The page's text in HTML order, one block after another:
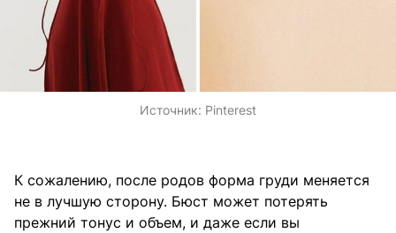
Источник: Pinterest
К сожалению, после родов форма груди меняется
не в лучшую сторону. Бюст может потерять
прежний тонус и объем, и даже если вы